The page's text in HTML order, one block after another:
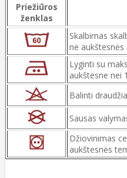
Priežiūros
ženklas
Skalbimas
ne aukštesnės
Lyginti su
aukštesne nei
Balinti
Sausas
Džiovinimas
aukštesnės